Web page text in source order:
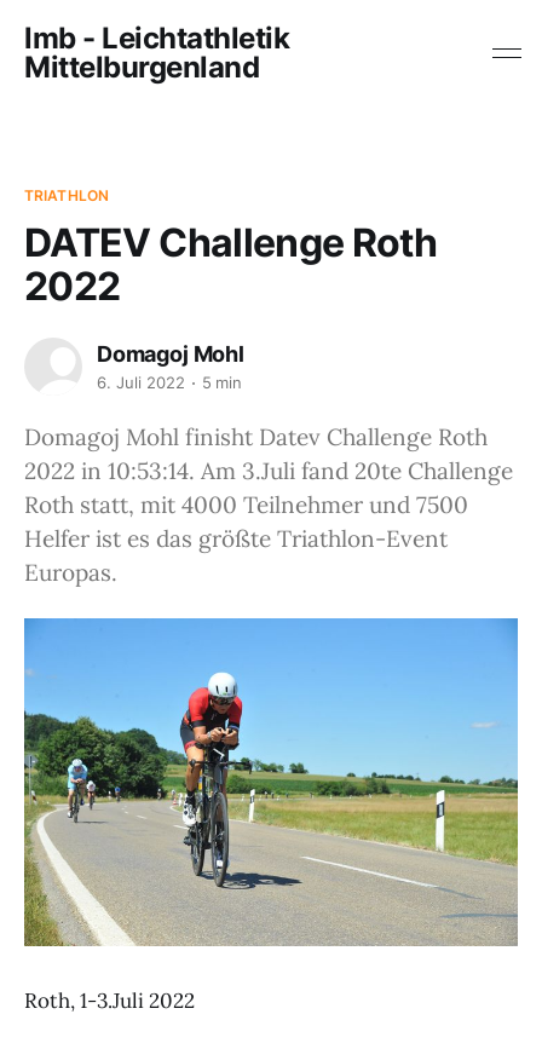
lmb - Leichtathletik
Mittelburgenland
TRIATHLON
DATEV Challenge Roth
2022
Domagoj Mohl
6. Juli 2022 5 min
Domagoj Mohl finisht Datev Challenge Roth
2022 in 10:53:14. Am 3.Juli fand 20te Challenge
Roth statt, mit 4000 Teilnehmer und 7500
Helfer ist es das größte Triathlon-Event
Europas.
Roth, 1-3.Juli 2022